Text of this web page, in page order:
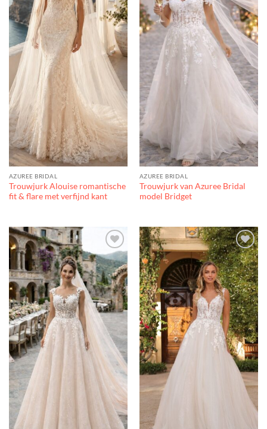
AZUREE BRIDAL
Trouwjurk Alouise romantische
fit & flare met verfijnd kant
AZUREE BRIDAL
Trouwjurk van Azuree Bridal
model Bridget
Toevoegen
aan
verlanglijst
Toevoegen
aan
verlanglijst